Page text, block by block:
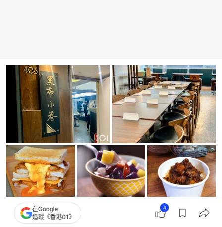
黑布小巷
在Google
追蹤《香港01》
4